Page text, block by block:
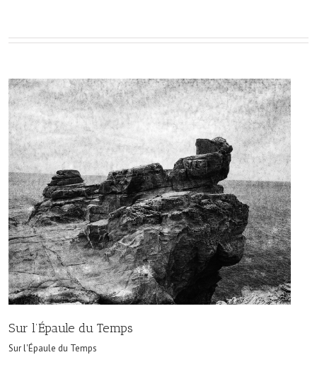
Sur l’Épaule du Temps
Sur l'Épaule du Temps